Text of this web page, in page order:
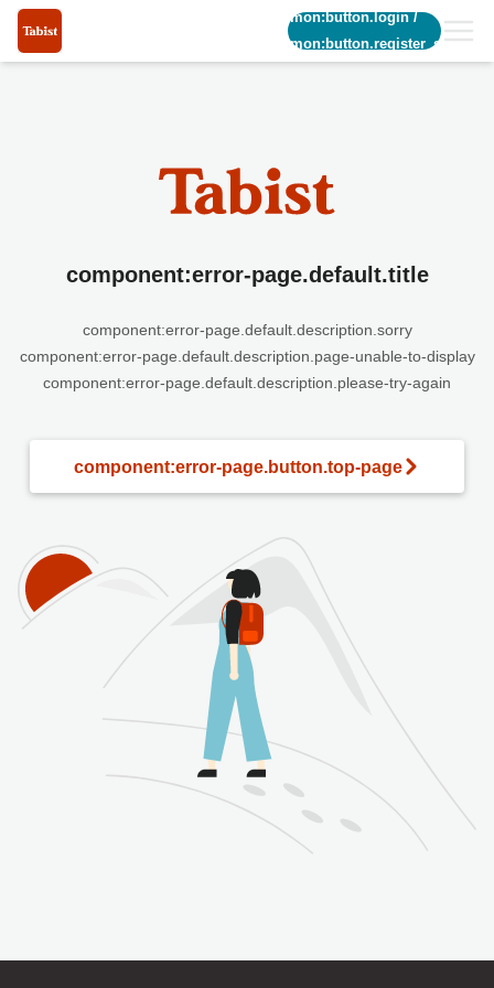
common:button.login/
common:button.register_short
component:error-page.default.title
component:error-page.default.description.sorry
component:error-page.default.description.page-unable-to-display
component:error-page.default.description.please-try-again
component:error-page.button.top-page